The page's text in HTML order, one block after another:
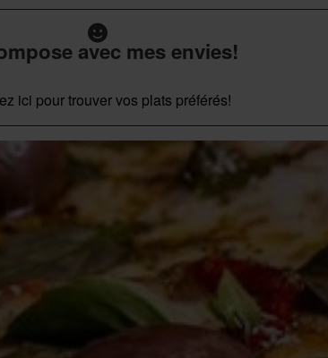
avec mes envies!
ici pour trouver vos plats préférés!